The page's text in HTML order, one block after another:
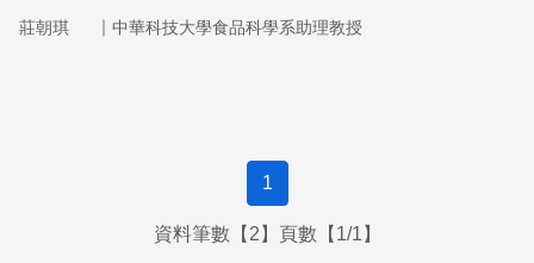
莊朝琪 ｜ 中華科技大學食品科學系助理教授
1
資料筆數【2】頁數【1/1】